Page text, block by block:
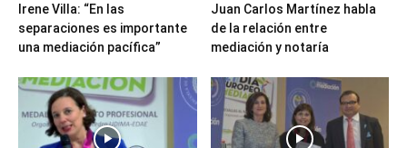
Irene Villa: “En las
separaciones es importante
una mediación pacífica”
Juan Carlos Martínez habla
de la relación entre
mediación y notaría